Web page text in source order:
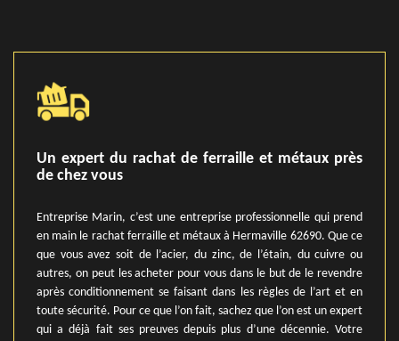
Un expert du rachat de ferraille et métaux près
de chez vous
Entreprise Marin, c’est une entreprise professionnelle qui prend
en main le rachat ferraille et métaux à Hermaville 62690. Que ce
que vous avez soit de l’acier, du zinc, de l’étain, du cuivre ou
autres, on peut les acheter pour vous dans le but de le revendre
après conditionnement se faisant dans les règles de l’art et en
toute sécurité. Pour ce que l’on fait, sachez que l’on est un expert
qui a déjà fait ses preuves depuis plus d’une décennie. Votre